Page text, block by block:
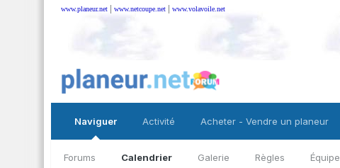
www.planeur.net | www.netcoupe.net | www.volavoile.net
Naviguer
Forums Calendrier Galerie Règles Équipe
Activité Acheter - Vendre un planeur